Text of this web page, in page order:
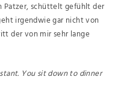
Patzer, schüttelt gefühlt der
irgendwie gar nicht von
der von mir sehr lange
You sit down to dinner